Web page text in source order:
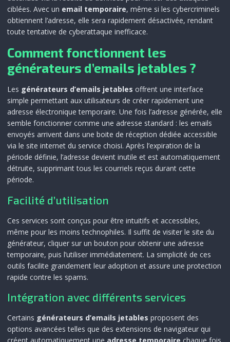
ciblées. Avec un email temporaire, même si les cybercriminels
obtiennent l’adresse, elle sera rapidement désactivée, rendant
toute tentative de cyberattaque inefficace.
Comment fonctionnent les
générateurs d’emails jetables ?
Les générateurs d’emails jetables offrent une interface
simple permettant aux utilisateurs de créer rapidement une
adresse électronique temporaire. Une fois l’adresse générée, elle
semble fonctionner comme une adresse standard : les emails
envoyés arrivent dans une boite de réception dédiée accessible
via le site internet du service choisi. Après l’expiration de la
période définie, l’adresse devient inutile et est automatiquement
détruite, supprimant tous les courriels reçus durant cette
période.
Facilité d’utilisation
Ces services sont conçus pour être intuitifs et accessibles,
même pour les moins technophiles. Il suffit de visiter le site du
générateur, cliquer sur un bouton pour obtenir une adresse
temporaire, puis l’utiliser immédiatement. La simplicité de ces
outils facilite grandement leur adoption et assure une protection
rapide contre les spams.
Intégration avec différents services
Certains générateurs d’emails jetables proposent des
options avancées telles que des extensions de navigateur qui